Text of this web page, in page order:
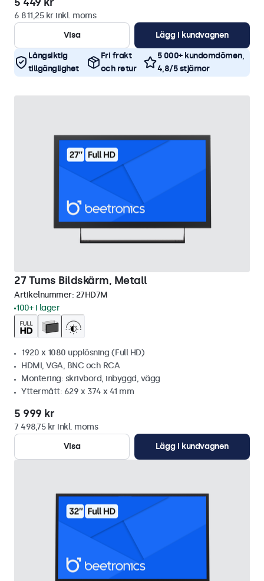
6 811,25 kr inkl. moms
Visa
Lägg i kundvagnen
Långsiktig
tillgänglighet
Fri frakt
och retur
5 000+ kundomdömen,
4,8/5 stjärnor
27 Tums Bildskärm, Metall
Artikelnummer: 27HD7M
100+ i lager
1920 x 1080 upplösning (Full HD)
HDMI, VGA, BNC och RCA
Montering: skrivbord, inbyggd, vägg
Yttermått: 629 x 374 x 41 mm
5 999 kr
7 498,75 kr inkl. moms
Visa
Lägg i kundvagnen